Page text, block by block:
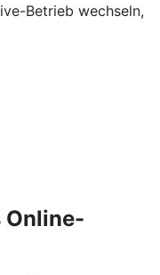
Betrieb wechseln,
Online-